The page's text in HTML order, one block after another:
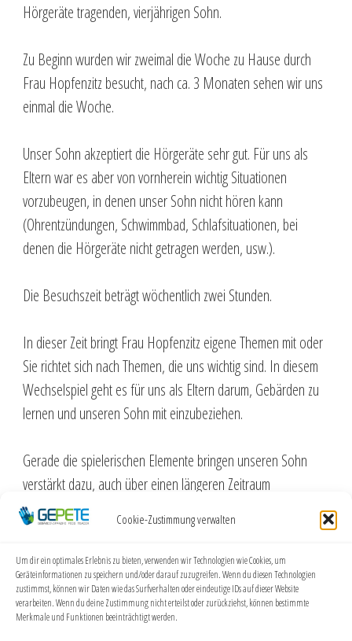
Cookie-Zustimmung verwalten
Um dir ein optimales Erlebnis zu bieten, verwenden wir Technologien wie Cookies, um
Geräteinformationen zu speichern und/oder darauf zuzugreifen. Wenn du diesen Technologien
zustimmst, können wir Daten wie das Surfverhalten oder eindeutige IDs auf dieser Website
verarbeiten. Wenn du deine Zustimmung nicht erteilst oder zurückziehst, können bestimmte
Merkmale und Funktionen beeinträchtigt werden.
Hörgeräte tragenden, vierjährigen Sohn.
Zu Beginn wurden wir zweimal die Woche zu Hause durch
Frau Hopfenzitz besucht, nach ca. 3 Monaten sehen wir uns
einmal die Woche.
Unser Sohn akzeptiert die Hörgeräte sehr gut. Für uns als
Eltern war es aber von vornherein wichtig Situationen
vorzubeugen, in denen unser Sohn nicht hören kann
(Ohrentzündungen, Schwimmbad, Schlafsituationen, bei
denen die Hörgeräte nicht getragen werden, usw.).
Die Besuchszeit beträgt wöchentlich zwei Stunden.
In dieser Zeit bringt Frau Hopfenzitz eigene Themen mit oder
Sie richtet sich nach Themen, die uns wichtig sind. In diesem
Wechselspiel geht es für uns als Eltern darum, Gebärden zu
lernen und unseren Sohn mit einzubeziehen.
Gerade die spielerischen Elemente bringen unseren Sohn
verstärkt dazu, auch über einen längeren Zeitraum
mitzumachen.
Die Besuche gestaltet Frau Hopfenzitz sehr
abwechslungsreich und kreativ. Neben dem Erlernen von
Grundgebärden (wie Vokabeln) orientiert Sie sich stark an
unserem Alltag. Die Gebärden lernen wir in Alltagssituation